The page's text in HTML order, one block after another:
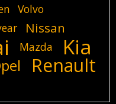
Volvo
Nissan
Mazda Kia
Renault